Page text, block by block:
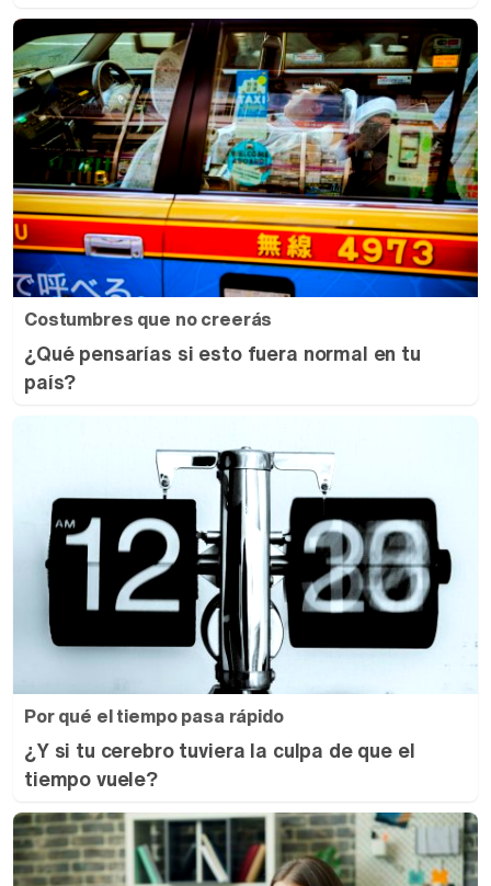
Costumbres que no creerás
¿Qué pensarías si esto fuera normal en tu
país?
Por qué el tiempo pasa rápido
¿Y si tu cerebro tuviera la culpa de que el
tiempo vuele?